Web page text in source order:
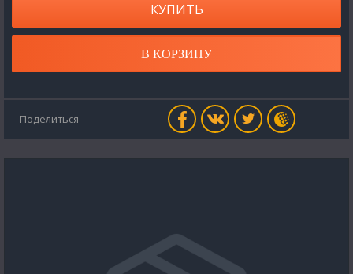
КУПИТЬ
В КОРЗИНУ
Поделиться